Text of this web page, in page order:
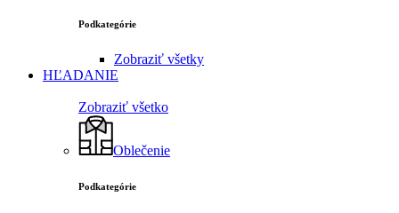
Podkategórie
Zobraziť všetky
HĽADANIE
Zobraziť všetko
Oblečenie
Podkategórie